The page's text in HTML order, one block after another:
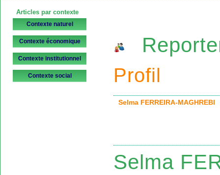
Articles par contexte
Contexte naturel
Contexte économique
Contexte institutionnel
Contexte social Profil
Selma FERREIRA-
Selma